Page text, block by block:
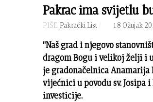
Pakrac ima svijetlu
PIŠE: Pakrački List 18 Ožujak
"Naš grad i njegovo
dragom Bogu i velikoj želji i
je gradonačelnica
vijećnici u povodu sv. Josipa
investicije.